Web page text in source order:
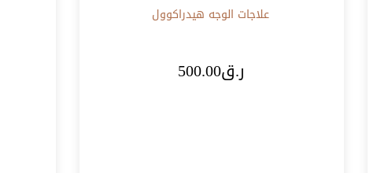
علاجات الوجه هيدراكوول
ر.ق500.00